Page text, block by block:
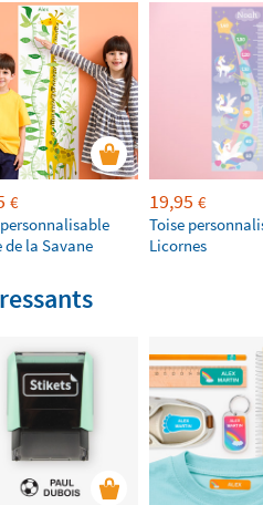
€
de la Savane
19,95 €
Toise
Licornes